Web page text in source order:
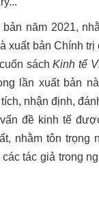
năm 2021,
xuất bản Chính
sáchKinh tế
lần xuất bản
nhận định,
đề kinh tế
nhằm tôn trọng
tác giả trong